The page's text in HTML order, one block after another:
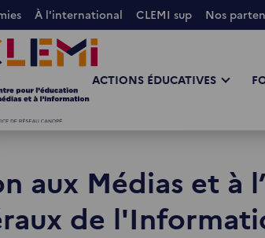
À l'international CLEMI sup Nos
ACTIONS ÉDUCATIVES
aux Médias et
de